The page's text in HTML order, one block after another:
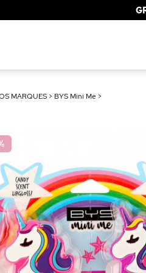
MARQUES> BYS Mini Me >